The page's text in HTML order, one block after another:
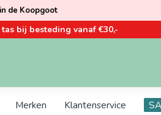
de Koopgoot
bij besteding vanaf €30,-
Merken Klantenservice